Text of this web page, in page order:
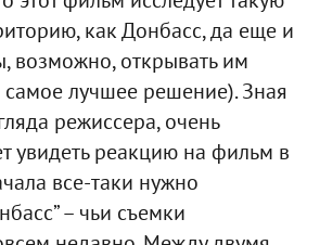
как Донбасс, да еще и
возможно, открывать им
лучшее решение). Зная
режиссера, очень
увидеть реакцию на фильм в
все-таки нужно
– чьи съемки